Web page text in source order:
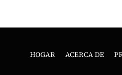
HOGAR ACERCA DE